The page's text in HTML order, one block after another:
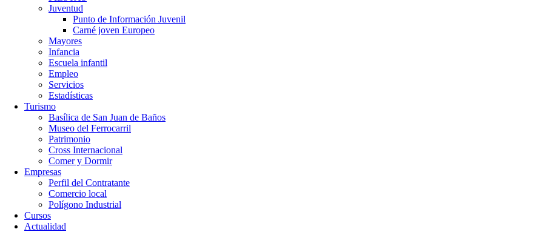
Juventud
Punto de Información Juvenil
Carné joven Europeo
Mayores
Infancia
Escuela infantil
Empleo
Servicios
Estadísticas
Turismo
Basílica de San Juan de Baños
Museo del Ferrocarril
Patrimonio
Cross Internacional
Comer y Dormir
Empresas
Perfil del Contratante
Comercio local
Polígono Industrial
Cursos
Actualidad